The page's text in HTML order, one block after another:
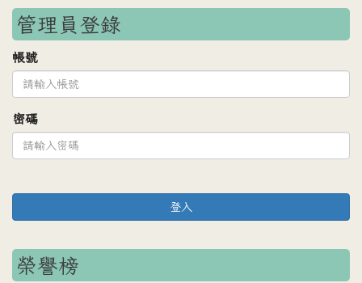
管理員登錄
帳號
密碼
登入
榮譽榜